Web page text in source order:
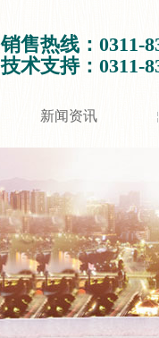
销售热线：0311-
技术支持：0311-
新闻资讯